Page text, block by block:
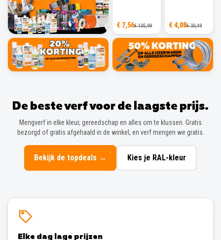
€ 7,56€ 105,99 € 4,08€ 30,49
De beste verf voor de laagste prijs.
Mengverf in elke kleur, gereedschap en alles om te klussen. Gratis
bezorgd of gratis afgehaald in de winkel, en verf mengen we gratis.
Bekijk de topdeals → Kies je RAL-kleur
Elke dag lage prijzen